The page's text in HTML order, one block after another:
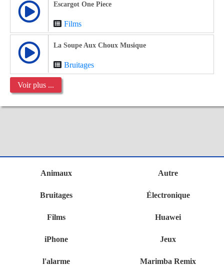
Escargot One Piece
Films
La Soupe Aux Choux Musique
Bruitages
Voir plus ...
Animaux Autre
Bruitages Électronique
Films Huawei
iPhone Jeux
l'alarme Marimba Remix